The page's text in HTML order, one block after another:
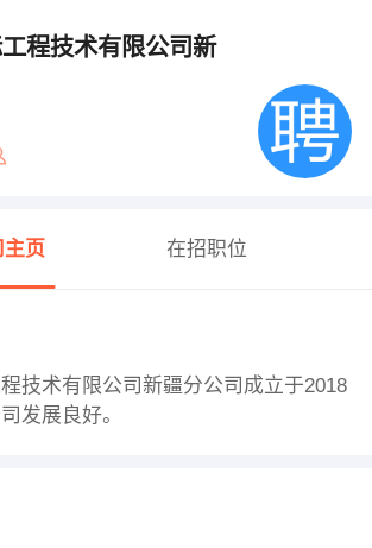
程技术有限公司新
页 在招职位
技术有限公司新疆分公司成立于2018
发展良好。